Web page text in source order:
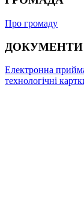
Про громаду
ДОКУМЕНТИ
Електронна
технологічні